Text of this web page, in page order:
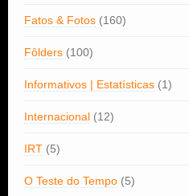
Fatos & Fotos (160)
Fôlders (100)
Informativos | Estatísticas (1)
Internacional (12)
IRT (5)
O Teste do Tempo (5)